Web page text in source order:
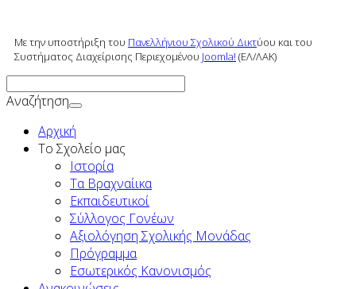
Με την υποστήριξη του Πανελλήνιου Σχολικού Δικτύου και του
Συστήματος Διαχείρισης Περιεχομένου Joomla! (ΕΛ/ΛΑΚ)
Αναζήτηση
Αρχική
To Σχολείο μας
Ιστορία
Τα Βραχναίικα
Εκπαιδευτικοί
Σύλλογος Γονέων
Αξιολόγηση Σχολικής Μονάδας
Πρόγραμμα
Εσωτερικός Κανονισμός